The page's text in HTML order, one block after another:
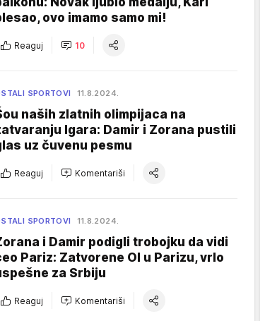
ovo imamo samo mi!
Reaguj 10
SPORTOVI 11.8.2024.
naših zlatnih olimpijaca na
Igara: Damir i Zorana pustili
uz čuvenu pesmu
Reaguj Komentariši
SPORTOVI 11.8.2024.
i Damir podigli trobojku da vidi
Pariz: Zatvorene OI u Parizu, vrlo
za Srbiju
Reaguj Komentariši